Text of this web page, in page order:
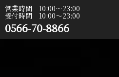
営業時間 10:00〜23:00
受付時間 10:00〜23:00
0566-70-8866